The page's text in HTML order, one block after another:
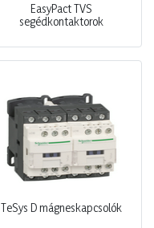
EasyPact TVS
segédkontaktorok
TeSys D mágneskapcsolók